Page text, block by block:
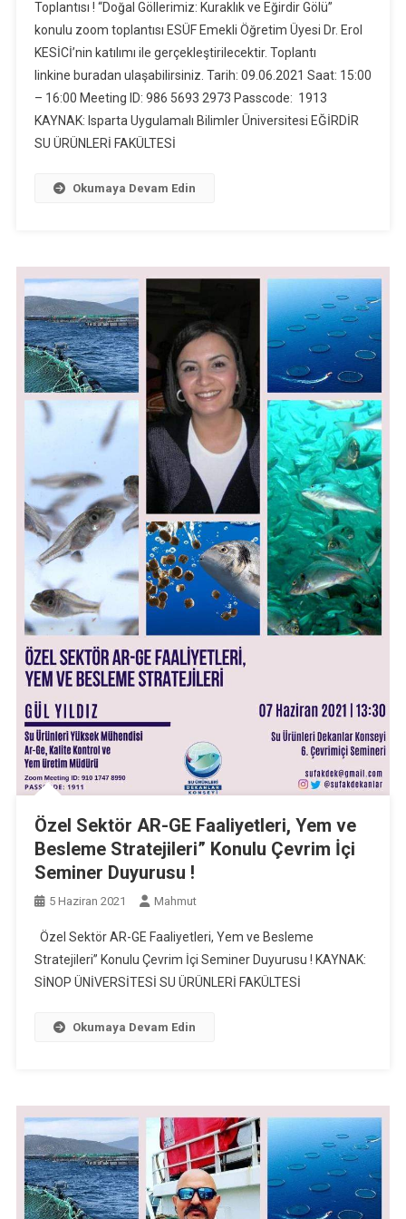
Toplantısı ! “Doğal Göllerimiz: Kuraklık ve Eğirdir Gölü”
konulu zoom toplantısı ESÜF Emekli Öğretim Üyesi Dr. Erol
KESİCİ’nin katılımı ile gerçekleştirilecektir. Toplantı
linkine buradan ulaşabilirsiniz. Tarih: 09.06.2021 Saat: 15:00
– 16:00 Meeting ID: 986 5693 2973 Passcode: 1913
KAYNAK: Isparta Uygulamalı Bilimler Üniversitesi EĞİRDİR
SU ÜRÜNLERİ FAKÜLTESİ
Okumaya Devam Edin
Özel Sektör AR-GE Faaliyetleri, Yem ve
Besleme Stratejileri” Konulu Çevrim İçi
Seminer Duyurusu !
5 Haziran 2021 Mahmut
Özel Sektör AR-GE Faaliyetleri, Yem ve Besleme
Stratejileri” Konulu Çevrim İçi Seminer Duyurusu ! KAYNAK:
SİNOP ÜNİVERSİTESİ SU ÜRÜNLERİ FAKÜLTESİ
Okumaya Devam Edin